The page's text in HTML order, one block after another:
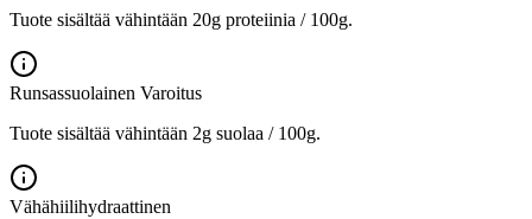
Tuote sisältää vähintään 20g proteiinia / 100g.
Runsassuolainen Varoitus
Tuote sisältää vähintään 2g suolaa / 100g.
Vähähiilihydraattinen